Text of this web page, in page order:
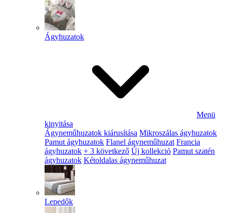
Ágyhuzatok
Menü
kinyitása
Ágyneműhuzatok kiárusítása Mikroszálas ágyhuzatok
Pamut ágyhuzatok Flanel ágyneműhuzat Francia
ágyhuzatok + 3 következő Új kollekció Pamut szatén
ágyhuzatok Kétoldalas ágyneműhuzat
Lepedők